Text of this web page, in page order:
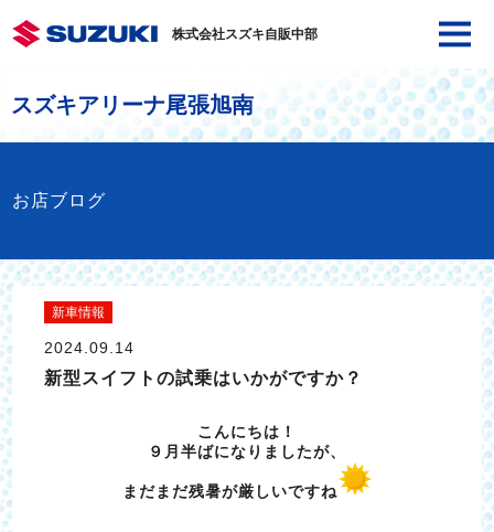
株式会社スズキ自販中部
スズキアリーナ尾張旭南
お店ブログ
新車情報
2024.09.14
新型スイフトの試乗はいかがですか？
こんにちは！
９月半ばになりましたが、
まだまだ残暑が厳しいですね